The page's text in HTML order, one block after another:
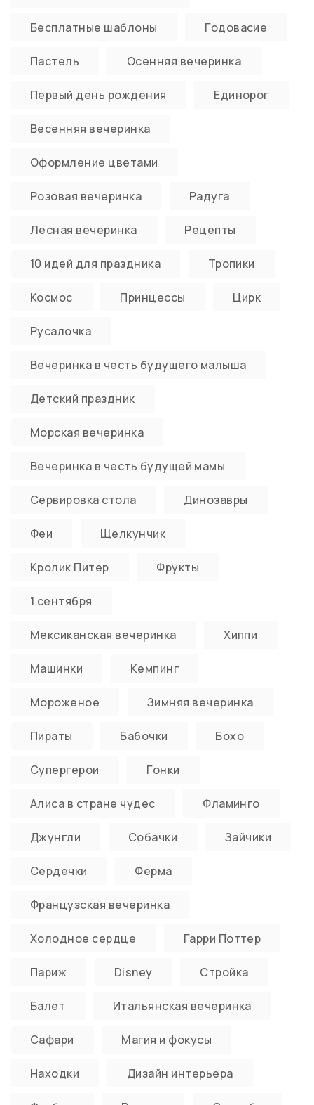
Бесплатные шаблоны Годовасие
Пастель Осенняя вечеринка
Первый день рождения Единорог
Весенняя вечеринка
Оформление цветами
Розовая вечеринка Радуга
Лесная вечеринка Рецепты
10 идей для праздника Тропики
Космос Принцессы Цирк
Русалочка
Вечеринка в честь будущего малыша
Детский праздник
Морская вечеринка
Вечеринка в честь будущей мамы
Сервировка стола Динозавры
Феи Щелкунчик
Кролик Питер Фрукты
1 сентября
Мексиканская вечеринка Хиппи
Машинки Кемпинг
Мороженое Зимняя вечеринка
Пираты Бабочки Бохо
Супергерои Гонки
Алиса в стране чудес Фламинго
Джунгли Собачки Зайчики
Сердечки Ферма
Французская вечеринка
Холодное сердце Гарри Поттер
Париж Disney Стройка
Балет Итальянская вечеринка
Сафари Магия и фокусы
Находки Дизайн интерьера